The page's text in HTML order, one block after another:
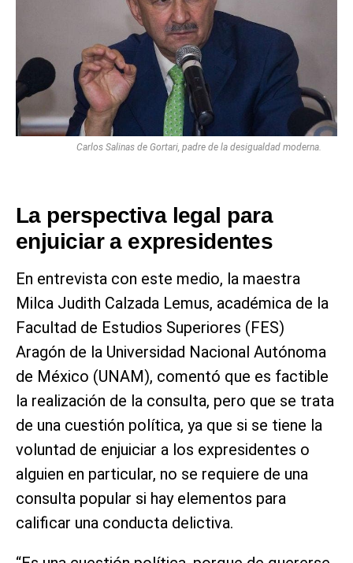
Carlos Salinas de Gortari, padre de la desigualdad moderna.
La perspectiva legal para
enjuiciar a expresidentes
En entrevista con este medio, la maestra
Milca Judith Calzada Lemus, académica de la
Facultad de Estudios Superiores (FES)
Aragón de la Universidad Nacional Autónoma
de México (UNAM), comentó que es factible
la realización de la consulta, pero que se trata
de una cuestión política, ya que si se tiene la
voluntad de enjuiciar a los expresidentes o
alguien en particular, no se requiere de una
consulta popular si hay elementos para
calificar una conducta delictiva.